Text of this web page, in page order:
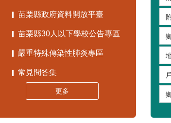
苗栗縣政府資料開放平臺
苗栗縣30人以下學校公告專區
嚴重特殊傳染性肺炎專區
常見問答集
更多